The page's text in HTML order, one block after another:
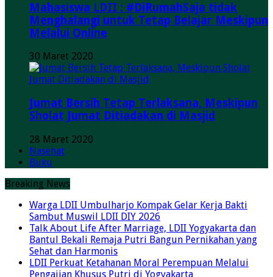
Mahasiswa LDII : #DiRumahSaja tidak
Menghalangi untuk Tetap Belajar Meskipun
Melalui Online
30 Maret 2020
Jumat Bersih Tetap Terlaksana, Meskipun
Sholat Jumat Ditiadakan di Masjid
28 Maret 2020
Nasehat
Buku
Breaking News
Warga LDII Umbulharjo Kompak Gelar Kerja Bakti
Sambut Muswil LDII DIY 2026
Talk About Life After Marriage, LDII Yogyakarta dan
Bantul Bekali Remaja Putri Bangun Pernikahan yang
Sehat dan Harmonis
LDII Perkuat Ketahanan Moral Perempuan Melalui
Pengajian Khusus Putri di Yogyakarta